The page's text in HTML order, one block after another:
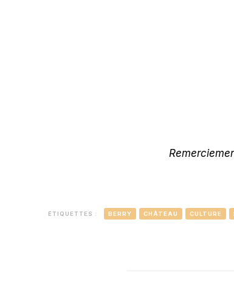
ÉTIQUETTES : BERRY CHÂTEAU CULTURE